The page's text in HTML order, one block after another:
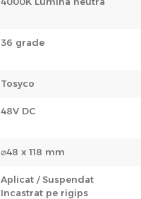
36 grade
Tosyco
48V DC
⌀48 x 118 mm
Aplicat / Suspendat
Incastrat pe rigips